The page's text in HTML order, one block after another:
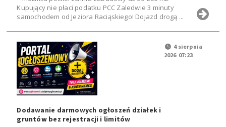
Kupujący nie płaci podatku PCC Zaledwie 3 minuty
samochodem od Jeziora Raciąskiego! Dojazd drogą ...
4 sierpnia
2026 07:23
Dodawanie darmowych ogłoszeń działek i
gruntów bez rejestracji i limitów